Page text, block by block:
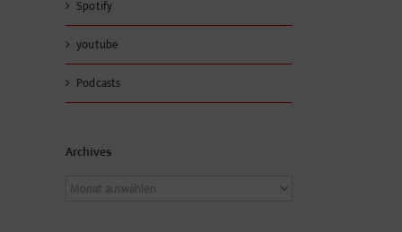
Spotify
youtube
Podcasts
Archives
Archives